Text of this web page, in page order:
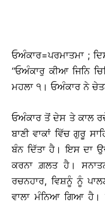
ਓਅੰਕਾਰ=ਪਰਮਾਤਮਾ ;
‘‘ਓਅੰਕਾਰੁ ਕੀਆ ਜਿਨਿ
ਮਹਲਾ ੧। ਓਅੰਕਾਰ ਨੇ
ਓਅੰਕਾਰ ਤੋਂ ਦੇਸ ਤੇ ਕਾਲ
ਬਾਣੀ ਵਾਕਾਂ ਵਿੱਚ ਗੁਰੂ
ਬੰਨ ਦਿੱਤਾ ਹੈ। ਇਸ ਦਾ
ਕਰਨਾ ਗ਼ਲਤ ਹੈ।
ਰਚਨਹਾਰ, ਵਿਸ਼ਨੂੰ ਨੂੰ
ਵਾਲਾ ਮੰਨਿਆ ਗਿਆ